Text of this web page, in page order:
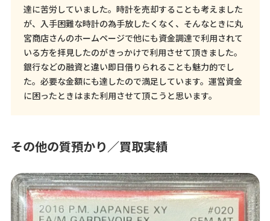
達に苦労していました。時計を売却することも考えました
が、入手困難な時計の為手放したくなく、そんなときに丸
宮商店さんのホームページで他にも資金調達で利用されて
いる方を拝見したのがきっかけで利用させて頂きました。
銀行などの融資と違い即日借りられることも魅力的でし
た。必要な金額にも達したので満足しています。運営資金
に困ったときはまた利用させて頂こうと思います。
その他の質預かり／買取実績